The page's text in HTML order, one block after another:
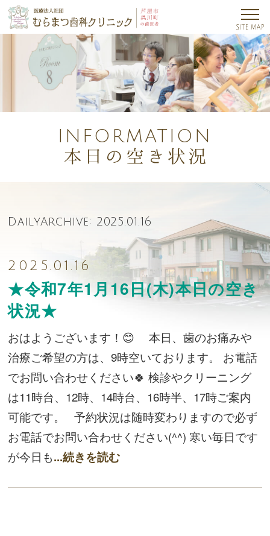
INFORMATION
DailyArchive: 2025.01.16
2025.01.16
★令和7年1月16日(木)本日の空き
状況★
おはようございます！😊 本日、歯のお痛みや
治療ご希望の方は、9時空いております。 お電話
でお問い合わせください🍀 検診やクリーニング
は11時台、12時、14時台、16時半、17時ご案内
可能です。 予約状況は随時変わりますので必ず
お電話でお問い合わせください(^^) 寒い毎日です
が今日も...続きを読む